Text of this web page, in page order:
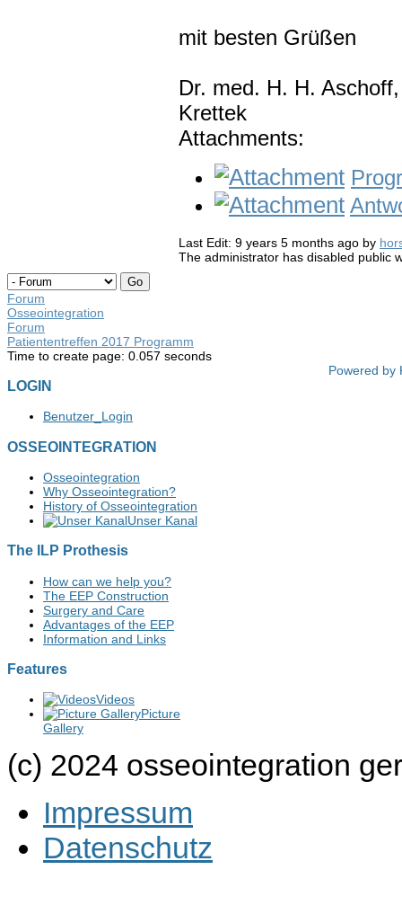
mit besten Grüßen
Dr. med. H. H.
Krettek
Attachments:
Last Edit: 9 years 5 months ago by
The administrator has disabled public
Forum
Osseointegration
Forum
Patiententreffen 2017 Programm
Time to create page: 0.057 seconds
Powered by
LOGIN
Benutzer_Login
OSSEOINTEGRATION
Osseointegration
Why Osseointegration?
History of Osseointegration
Unser Kanal
The ILP Prothesis
How can we help you?
The EEP Construction
Surgery and Care
Advantages of the EEP
Information and Links
Features
Videos
Picture
Gallery
(c) 2024 osseointegration
Impressum
Datenschutz